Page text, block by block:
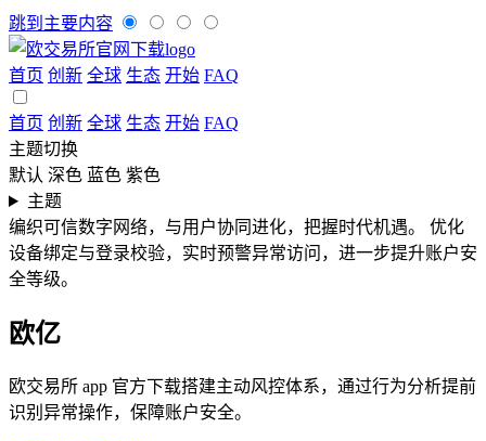
跳到主要内容
首页 创新 全球 生态 开始 FAQ
首页 创新 全球 生态 开始 FAQ
主题切换
默认 深色 蓝色 紫色
主题
编织可信数字网络，与用户协同进化，把握时代机遇。
优化
设备绑定与登录校验，实时预警异常访问，进一步提升账户安
全等级。
欧亿
欧交易所 app 官方下载搭建主动风控体系，通过行为分析提前
识别异常操作，保障账户安全。